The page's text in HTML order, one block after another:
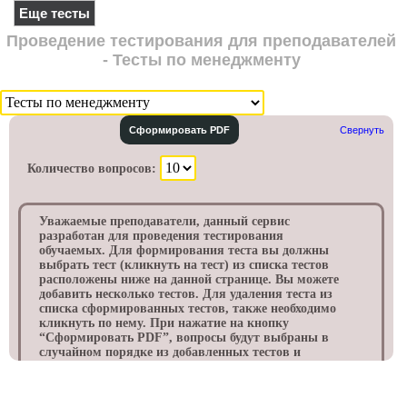
Еще тесты
Проведение тестирования для преподавателей
- Тесты по менеджменту
Сформировать PDF Свернуть
Количество вопросов:
Уважаемые преподаватели, данный сервис
разработан для проведения тестирования
обучаемых. Для формирования теста вы должны
выбрать тест (кликнуть на тест) из списка тестов
расположены ниже на данной странице. Вы можете
добавить несколько тестов. Для удаления теста из
списка сформированных тестов, также необходимо
кликнуть по нему. При нажатие на кнопку
“Cформировать PDF”, вопросы будут выбраны в
случайном порядке из добавленных тестов и